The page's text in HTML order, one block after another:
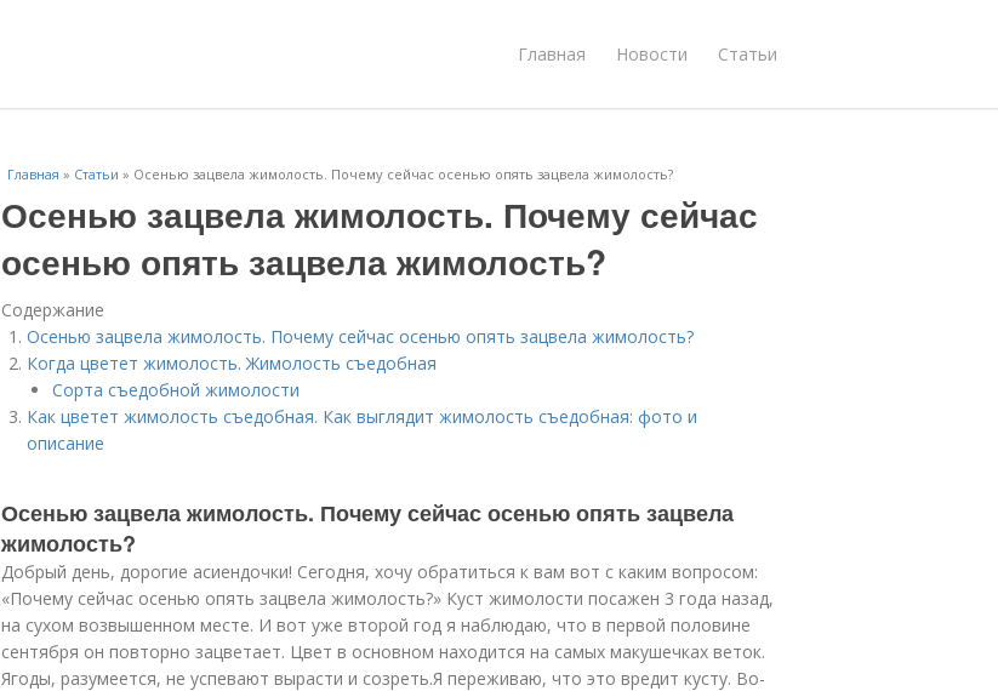
Главная Новости Статьи
Главная » Статьи » Осенью зацвела жимолость. Почему сейчас осенью опять зацвела жимолость?
Осенью зацвела жимолость. Почему сейчас
осенью опять зацвела жимолость?
Содержание
Осенью зацвела жимолость. Почему сейчас осенью опять зацвела жимолость?
Когда цветет жимолость. Жимолость съедобная
Сорта съедобной жимолости
Как цветет жимолость съедобная. Как выглядит жимолость съедобная: фото и
описание
Осенью зацвела жимолость. Почему сейчас осенью опять зацвела
жимолость?
Добрый день, дорогие асиендочки! Сегодня, хочу обратиться к вам вот с каким вопросом:
«Почему сейчас осенью опять зацвела жимолость?» Куст жимолости посажен 3 года назад,
на сухом возвышенном месте. И вот уже второй год я наблюдаю, что в первой половине
сентября он повторно зацветает. Цвет в основном находится на самых макушечках веток.
Ягоды, разумеется, не успевают вырасти и созреть.Я переживаю, что это вредит кусту. Во-